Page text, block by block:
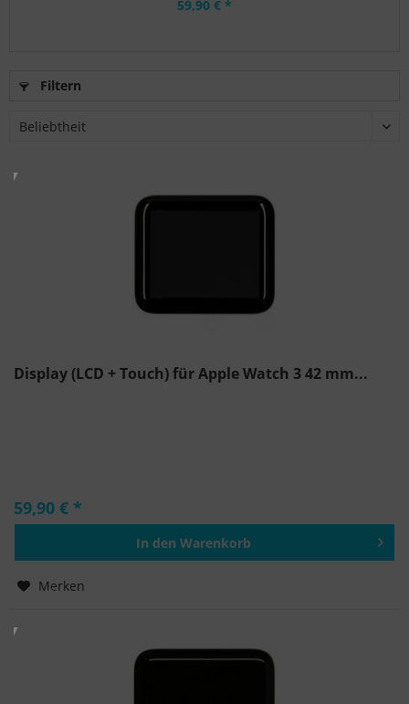
59,90 € *
Filtern
Display (LCD + Touch) für Apple Watch 3 42 mm...
59,90 € *
In den Warenkorb
Merken